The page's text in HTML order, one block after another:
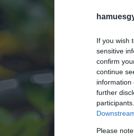
If you wish
sensitive
confirm
continue
information
further
Please